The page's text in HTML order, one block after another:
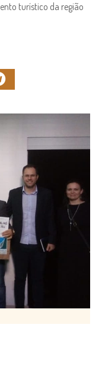
turístico da região